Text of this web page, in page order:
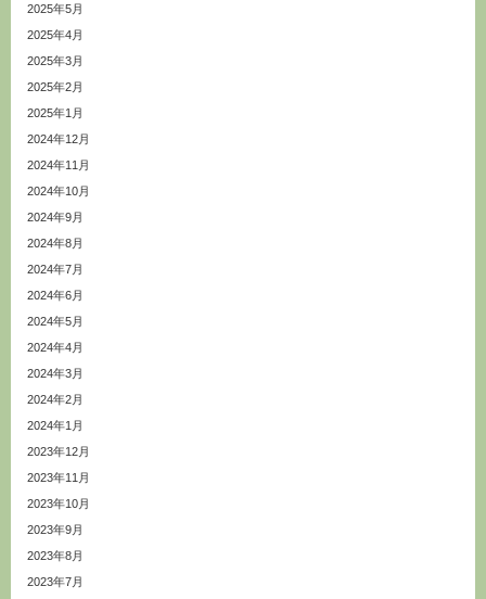
2025年5月
2025年4月
2025年3月
2025年2月
2025年1月
2024年12月
2024年11月
2024年10月
2024年9月
2024年8月
2024年7月
2024年6月
2024年5月
2024年4月
2024年3月
2024年2月
2024年1月
2023年12月
2023年11月
2023年10月
2023年9月
2023年8月
2023年7月